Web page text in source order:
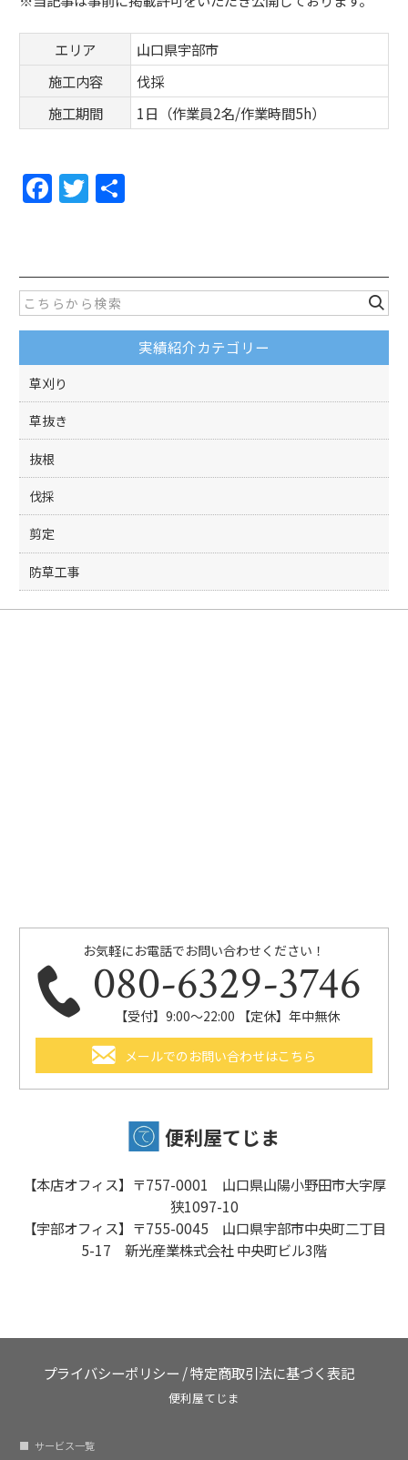
エリア
山口県宇部市
施工内容
伐採
施工期間
1日（作業員2名/作業時間5h）
F
a
e
b
o
o
k
T
w
er
実績紹介カテゴリー
草刈り
草抜き
抜根
伐採
剪定
防草工事
お気軽にお電話でお問い合わせください！
080-6329-3746
【受付】9:00～22:00 【定休】年中無休
メールでのお問い合わせはこちら
便利屋てじま
【本店オフィス】〒757-0001 山口県山陽小野田市大字厚
狭1097-10
【宇部オフィス】〒755-0045 山口県宇部市中央町二丁目
5-17 新光産業株式会社 中央町ビル3階
プライバシーポリシー /特定商取引法に基づく表記
便利屋てじま
サービス一覧